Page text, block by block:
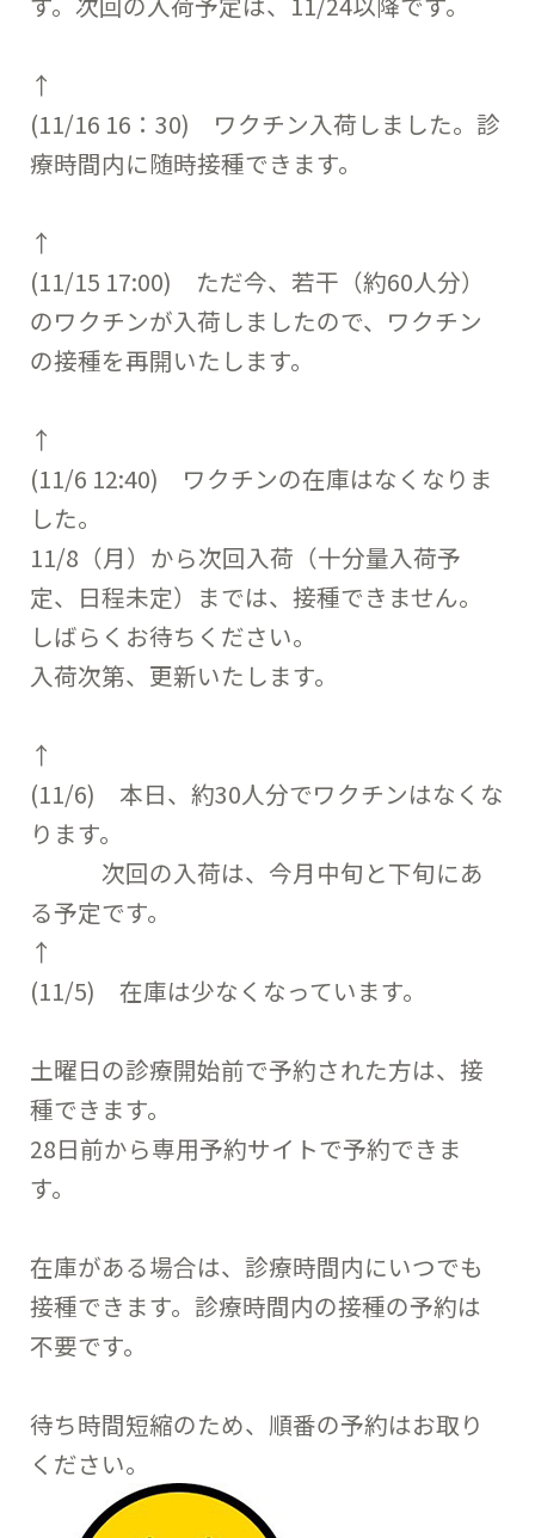
↑
(11/16 16：30) ワクチン入荷しました。診
療時間内に随時接種できます。
↑
(11/15 17:00) ただ今、若干（約60人分）
のワクチンが入荷しましたので、ワクチン
の接種を再開いたします。
↑
(11/6 12:40) ワクチンの在庫はなくなりま
した。
11/8（月）から次回入荷（十分量入荷予
定、日程未定）までは、接種できません。
しばらくお待ちください。
入荷次第、更新いたします。
↑
(11/6) 本日、約30人分でワクチンはなくな
ります。
次回の入荷は、今月中旬と下旬にあ
る予定です。
↑
(11/5) 在庫は少なくなっています。
土曜日の診療開始前で予約された方は、接
種できます。
28日前から専用予約サイトで予約できま
す。
在庫がある場合は、診療時間内にいつでも
接種できます。診療時間内の接種の予約は
不要です。
待ち時間短縮のため、順番の予約はお取り
ください。